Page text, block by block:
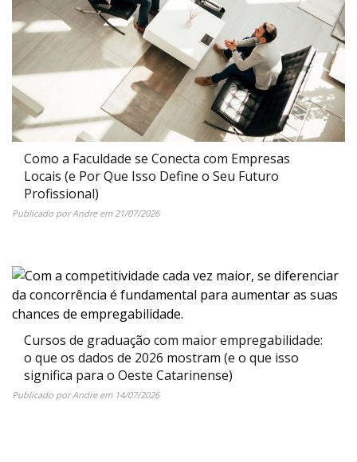
Como a Faculdade se Conecta com Empresas
Locais (e Por Que Isso Define o Seu Futuro
Profissional)
Publicado porAndreem21/07/2026
Cursos de graduação com maior empregabilidade:
o que os dados de 2026 mostram (e o que isso
significa para o Oeste Catarinense)
Publicado porAndreem 14/07/2026